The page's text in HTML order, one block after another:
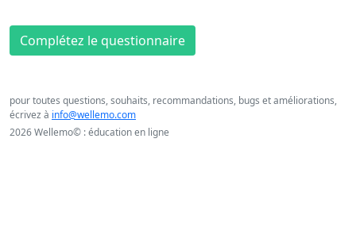
Complétez le questionnaire
pour toutes questions, souhaits, recommandations, bugs et améliorations,
écrivez à info@wellemo.com
2026 Wellemo© : éducation en ligne